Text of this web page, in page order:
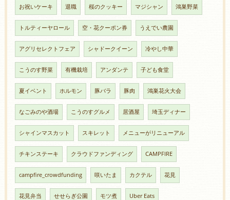
お祝いケーキ 退職 桜のクッキー マジシャン 鴻巣野菜
トルティーヤロール 空・花クーポン券 うえでい農園
アグリセレクトフェア シャドークイーン 冷やし中華
こうのす野菜 有機栽培 アンダンテ 子ども食堂
夏イベント ホルモン 豚バラ 豚肉 鴻巣花火大会
なごみのや酒場 こうのすグルメ 居酒屋 埼玉ディナー
シャインマスカット スキレット メニューがリニューアル
チキンステーキ クラウドファンディング CAMPFIRE
campfire_crowdfunding 咲いたま カクテル 花見
花見弁当 せせらぎ公園 モツ煮 Uber Eats